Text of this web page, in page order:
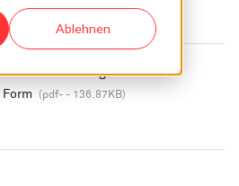
Ablehnen
des SVTI
(pdf- - 136.87KB)